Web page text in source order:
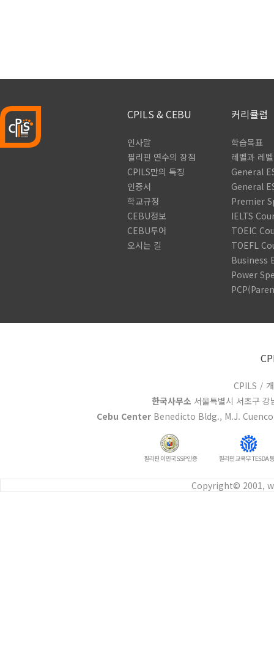
CPILS & CEBU
인사말
필리핀 연수의 장점
CPILS만의 특징
인증서
학교규정
CEBU정보
CEBU투어
오시는 길
커리큘럼
학습목표
레벨과 레
General
General
Premier
IELTS
TOEIC
TOEFL
Business
Power
CPILS /
한국사무소 서울특별시 서초구
Cebu CenterBenedicto Bldg., M.J.
Copyright© 2001,